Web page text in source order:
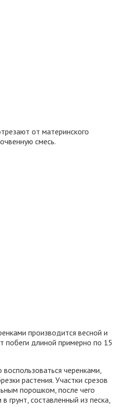
от материнского
смесь.
производится весной и
побеги длиной примерно по 15
черенками,
растения. Участки срезов
порошком, после чего
грунт, составленный из песка,